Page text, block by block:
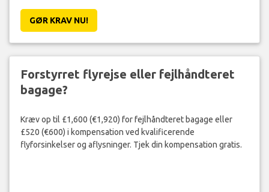
GØR KRAV NU!
Forstyrret flyrejse eller fejlhåndteret
bagage?
Kræv op til £1,600 (€1,920) for fejlhåndteret bagage eller
£520 (€600) i kompensation ved kvalificerende
flyforsinkelser og aflysninger. Tjek din kompensation gratis.